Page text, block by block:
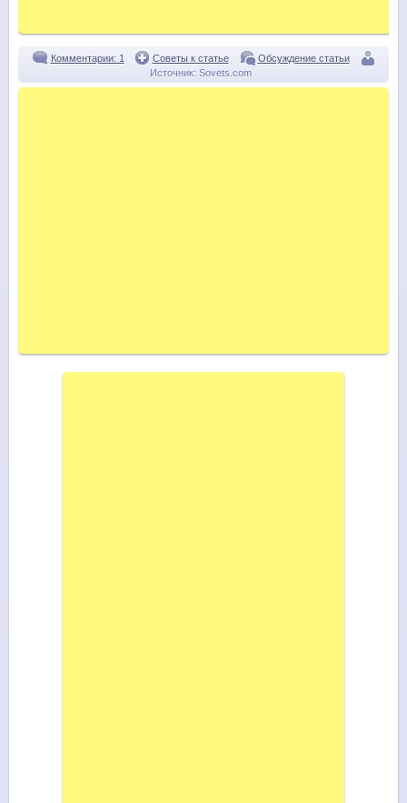
Комментарии: 1 Советы к статье
Обсуждение статьи
Источник: Sovets.com